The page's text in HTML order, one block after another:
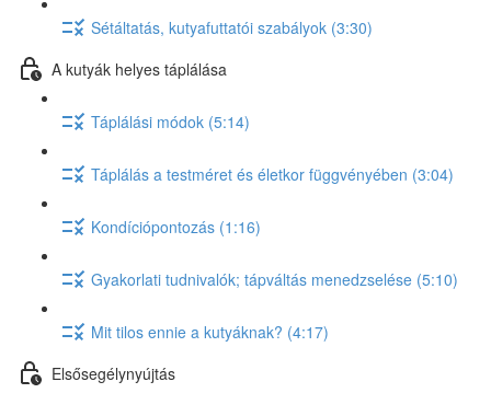
Sétáltatás, kutyafuttatói szabályok (3:30)
A kutyák helyes táplálása
Táplálási módok (5:14)
Táplálás a testméret és életkor függvényében (3:04)
Kondíciópontozás (1:16)
Gyakorlati tudnivalók; tápváltás menedzselése (5:10)
Mit tilos ennie a kutyáknak? (4:17)
Elsősegélynyújtás